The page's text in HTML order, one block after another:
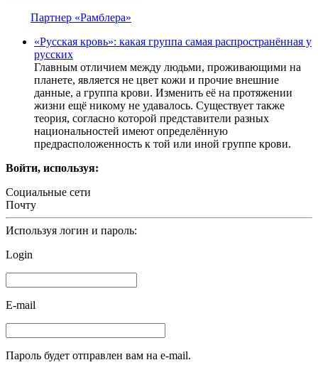
Партнер «Рамблера»
«Русская кровь»: какая группа самая распространённая у
русских
Главным отличием между людьми, проживающими на
планете, является не цвет кожи и прочие внешние
данные, а группа крови. Изменить её на протяжении
жизни ещё никому не удавалось. Существует также
теория, согласно которой представители разных
национальностей имеют определённую
предрасположенность к той или иной группе крови.
Войти, используя:
Социальные сети
Почту
Используя логин и пароль:
Login
E-mail
Пароль будет отправлен вам на e-mail.